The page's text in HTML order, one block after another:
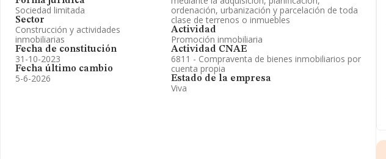
Sociedad limitada
Sector
Construcción y actividades
inmobiliarias
Fecha de constitución
31-10-2023
Fecha último cambio
5-6-2026
ordenación, urbanización y parcelación de toda
clase de terrenos o inmuebles
Actividad
Promoción inmobiliaria
Actividad CNAE
6811 - Compraventa de bienes inmobiliarios por
cuenta propia
Estado de la empresa
Viva